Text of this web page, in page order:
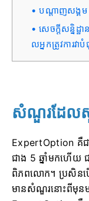
បណ្តាញសង្គម
សេចក្តីសន្និដ្ឋ
លអ្នកត្រូវការវា
សំណួរដែល
ExpertOption គឺ
ជាង 5 ឆ្នាំមកហើយ
ពិភពលោក។ ប្រសិនបើ
មានសំណួរនោះពីមុ